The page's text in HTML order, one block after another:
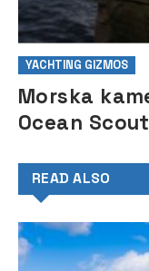
YACHTING GIZMOS
Morska
Ocean
READ ALSO